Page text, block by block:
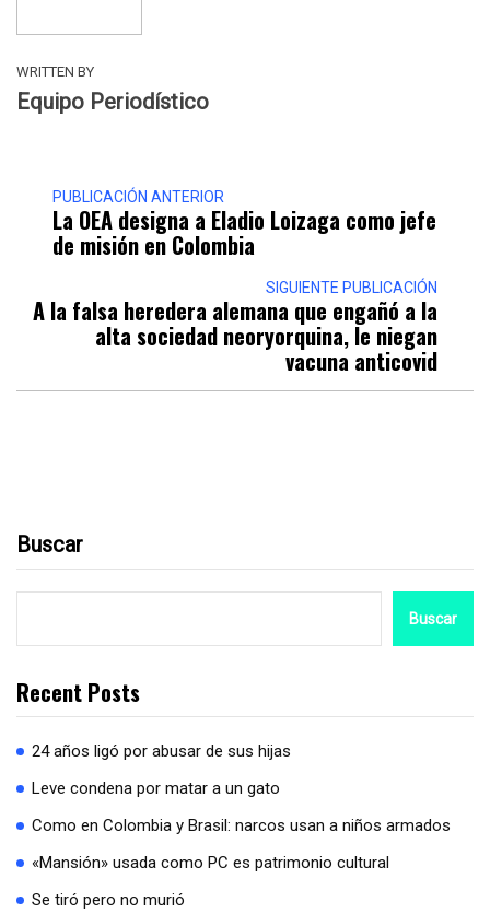
WRITTEN BY
Equipo Periodístico
PUBLICACIÓN ANTERIOR
La OEA designa a Eladio Loizaga como jefe
de misión en Colombia
SIGUIENTE PUBLICACIÓN
A la falsa heredera alemana que engañó a la
alta sociedad neoryorquina, le niegan
vacuna anticovid
Buscar
Buscar
Recent Posts
24 años ligó por abusar de sus hijas
Leve condena por matar a un gato
Como en Colombia y Brasil: narcos usan a niños armados
«Mansión» usada como PC es patrimonio cultural
Se tiró pero no murió